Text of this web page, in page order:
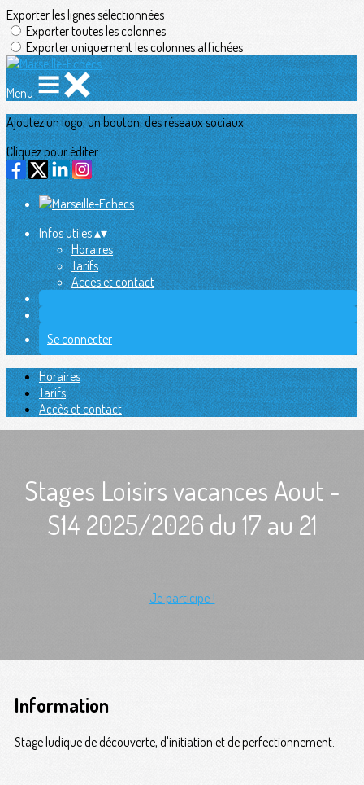
Exporter les lignes sélectionnées
Exporter toutes les colonnes
Exporter uniquement les colonnes affichées
Menu
Ajoutez un logo, un bouton, des réseaux sociaux
Cliquez pour éditer
Infos utiles▴▾
Horaires
Tarifs
Accès et contact
Se connecter
Horaires
Tarifs
Accès et contact
Stages Loisirs vacances Aout -
S14 2025/2026 du 17 au 21
Je participe !
Information
Stage ludique de découverte, d'initiation et de perfectionnement.